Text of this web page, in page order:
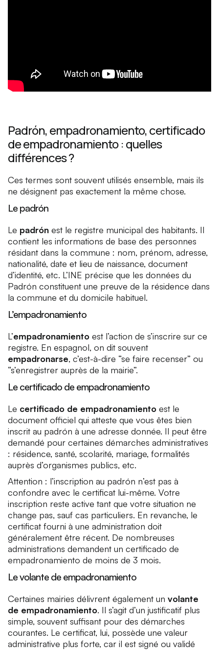
Padrón, empadronamiento, certificado
de empadronamiento : quelles
différences ?
Ces termes sont souvent utilisés ensemble, mais ils
ne désignent pas exactement la même chose.
Le padrón
Le padrón est le registre municipal des habitants. Il
contient les informations de base des personnes
résidant dans la commune : nom, prénom, adresse,
nationalité, date et lieu de naissance, document
d’identité, etc. L’INE précise que les données du
Padrón constituent une preuve de la résidence dans
la commune et du domicile habituel.
L’empadronamiento
L’empadronamiento est l’action de s’inscrire sur ce
registre. En espagnol, on dit souvent
empadronarse, c’est-à-dire “se faire recenser” ou
“s’enregistrer auprès de la mairie”.
Le certificado de empadronamiento
Le certificado de empadronamiento est le
document officiel qui atteste que vous êtes bien
inscrit au padrón à une adresse donnée. Il peut être
demandé pour certaines démarches administratives
: résidence, santé, scolarité, mariage, formalités
auprès d’organismes publics, etc.
Attention : l’inscription au padrón n’est pas à
confondre avec le certificat lui-même. Votre
inscription reste active tant que votre situation ne
change pas, sauf cas particuliers. En revanche, le
certificat fourni à une administration doit
généralement être récent. De nombreuses
administrations demandent un certificado de
empadronamiento de moins de 3 mois.
Le volante de empadronamiento
Certaines mairies délivrent également un volante
de empadronamiento. Il s’agit d’un justificatif plus
simple, souvent suffisant pour des démarches
courantes. Le certificat, lui, possède une valeur
administrative plus forte, car il est signé ou validé